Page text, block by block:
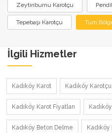
Zeytinburnu Karotçu
Tepebaşı Karotçu Tüm
İlgili Hizmetler
Kadıköy Karot Kadıköy Karotçu
Kadıköy Karot Fiyatları
Kadıköy Beton Delme